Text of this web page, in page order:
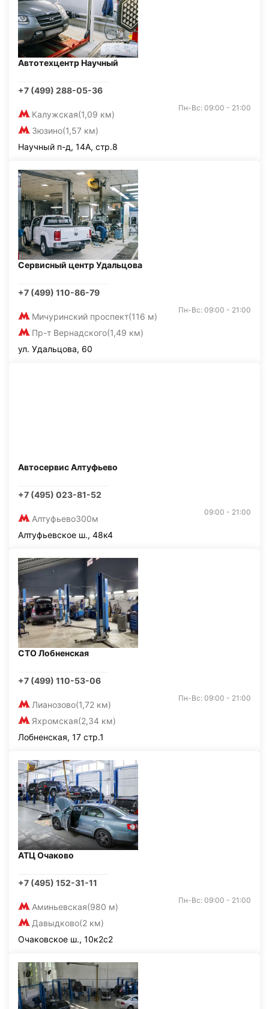
Автотехцентр Научный
+7 (499) 288-05-36
Калужская(1,09 км)
Зюзино(1,57 км)
Пн-Вс: 09:00 - 21:00
Научный п-д, 14А, стр.8
Сервисный центр Удальцова
+7 (499) 110-86-79
Мичуринский проспект(116 м)
Пр-т Вернадского(1,49 км)
Пн-Вс: 09:00 - 21:00
ул. Удальцова, 60
Автосервис Алтуфьево
+7 (495) 023-81-52
Алтуфьево300м
09:00 - 21:00
Алтуфьевское ш., 48к4
СТО Лобненская
+7 (499) 110-53-06
Лианозово(1,72 км)
Яхромская(2,34 км)
Пн-Вс: 09:00 - 21:00
Лобненская, 17 стр.1
АТЦ Очаково
+7 (495) 152-31-11
Аминьевская(980 м)
Давыдково(2 км)
Пн-Вс: 09:00 - 21:00
Очаковское ш., 10к2с2